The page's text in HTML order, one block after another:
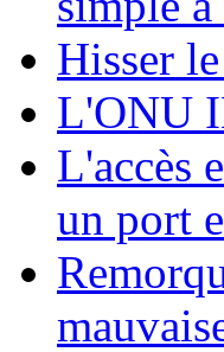
Hisser
L'ONU
L'accès
un port